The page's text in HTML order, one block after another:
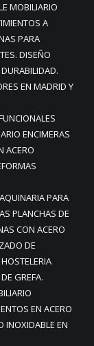
MOBILIARIO
A
PARA
DISEÑO
EN MADRID Y
ENCIMERAS
ACERO
PARA
PLANCHAS DE
CON ACERO
DE
GREFA.
EN ACERO
INOXIDABLE EN